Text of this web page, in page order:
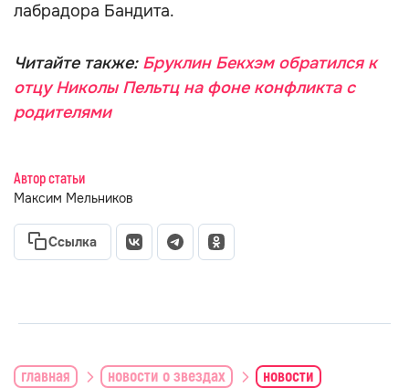
лабрадора Бандита.
Читайте также: Бруклин Бекхэм обратился к
отцу Николы Пельтц на фоне конфликта с
родителями
Автор статьи
Максим Мельников
Ссылка
главная новости о звездах новости